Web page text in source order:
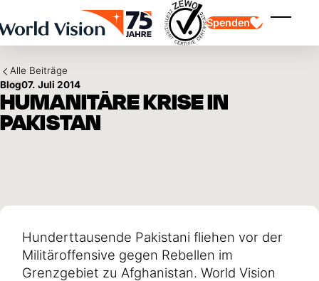
Spenden
Patenschaft für Kinder in Not
Testament und Legat
Philanthropie
Unternehmenskooperationen
Einsatzgebiete
Wirkung und Erfolge
Mittelverwendung
Jahresbericht und Finanzen
Alle Beiträge
Blog07. Juli 2014
HUMANITÄRE KRISE IN
PAKISTAN
Hunderttausende Pakistani fliehen vor der
Militäroffensive gegen Rebellen im
Grenzgebiet zu Afghanistan. World Vision